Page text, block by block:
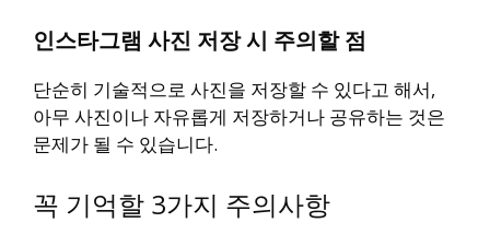
인스타그램 사진 저장 시 주의할 점
단순히 기술적으로 사진을 저장할 수 있다고 해서,
아무 사진이나 자유롭게 저장하거나 공유하는 것은
문제가 될 수 있습니다.
꼭 기억할 3가지 주의사항